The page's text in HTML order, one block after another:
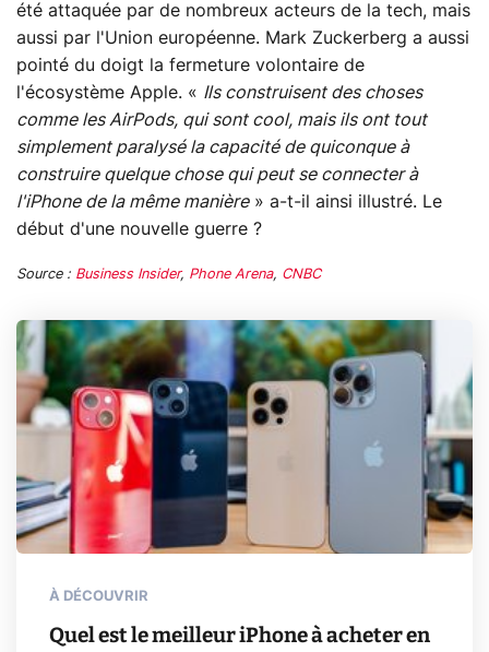
été attaquée par de nombreux acteurs de la tech, mais
aussi par l'Union européenne. Mark Zuckerberg a aussi
pointé du doigt la fermeture volontaire de
l'écosystème Apple. « Ils construisent des choses
comme les AirPods, qui sont cool, mais ils ont tout
simplement paralysé la capacité de quiconque à
construire quelque chose qui peut se connecter à
l'iPhone de la même manière» a-t-il ainsi illustré. Le
début d'une nouvelle guerre ?
Source : Business Insider, Phone Arena, CNBC
À DÉCOUVRIR
Quel est le meilleur iPhone à acheter en